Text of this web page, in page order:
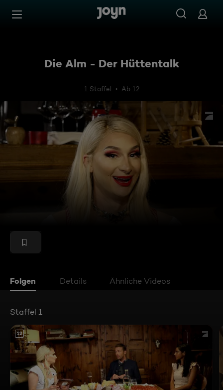
Zum Inhalt springen
Die Alm - Der Hüttentalk
1 Staffel Ab 12
Folgen Details Ähnliche Videos
Staffel 1
12